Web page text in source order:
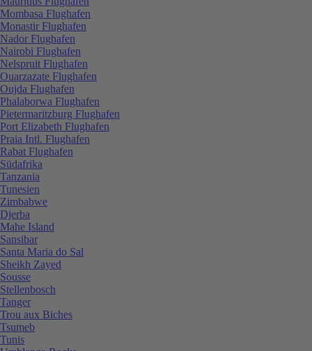
Mombasa Flughafen
Monastir Flughafen
Nador Flughafen
Nairobi Flughafen
Nelspruit Flughafen
Ouarzazate Flughafen
Oujda Flughafen
Phalaborwa Flughafen
Pietermaritzburg Flughafen
Port Elizabeth Flughafen
Praia Intl. Flughafen
Rabat Flughafen
Südafrika
Tanzania
Tunesien
Zimbabwe
Djerba
Mahe Island
Sansibar
Santa Maria do Sal
Sheikh Zayed
Sousse
Stellenbosch
Tanger
Trou aux Biches
Tsumeb
Tunis